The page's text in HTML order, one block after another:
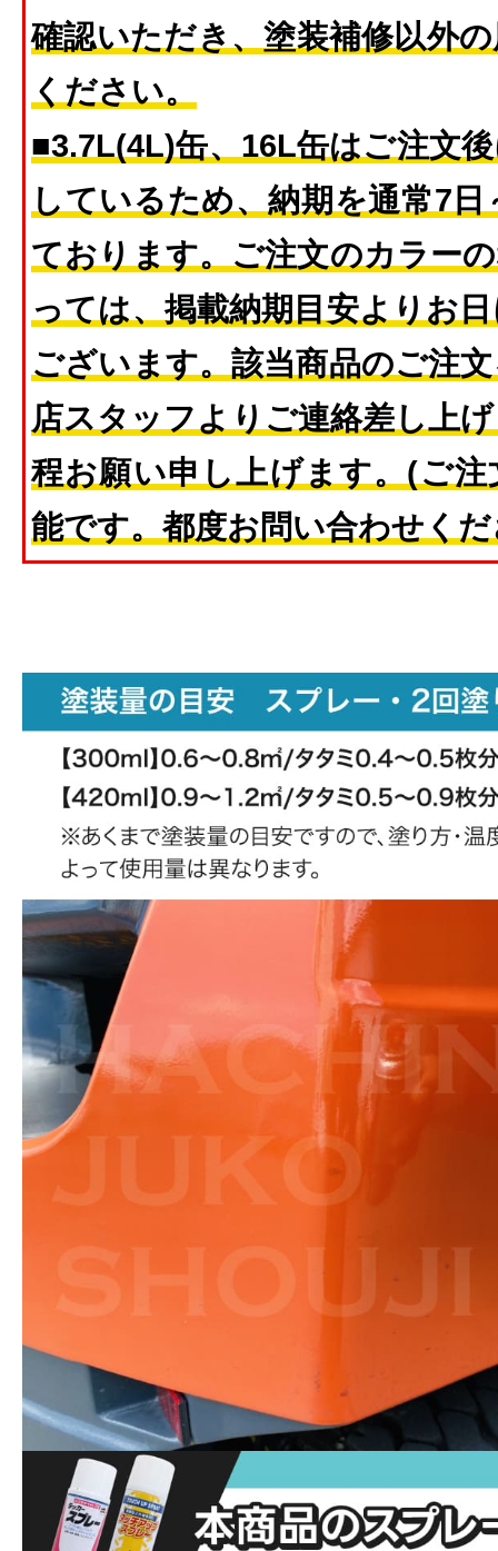
確認いただき、塗装補修以外
ください。
■3.7L(4L)缶、16L缶はご注文
しているため、納期を通常7
ております。ご注文のカラー
っては、掲載納期目安よりお
ございます。該当商品のご注
店スタッフよりご連絡差し上
程お願い申し上げます。(ご
能です。都度お問い合わせく